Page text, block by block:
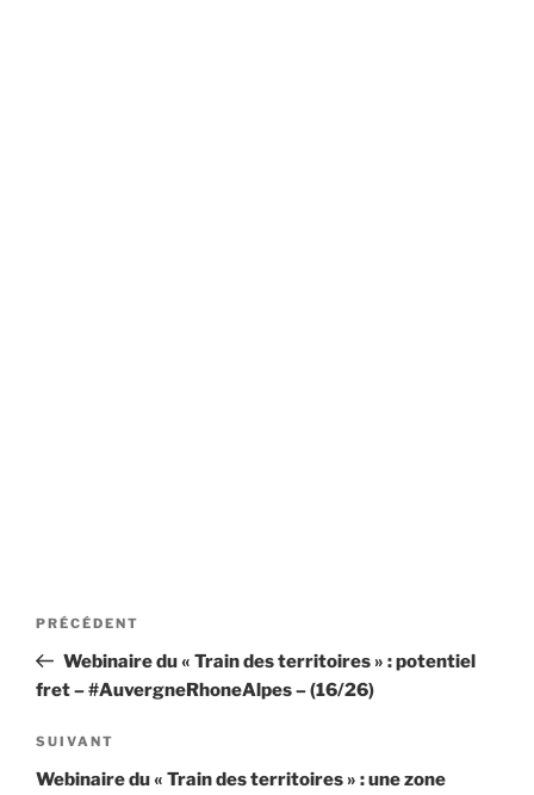
Navigation
l’article
Article
précédent
PRÉCÉDENT
Webinaire du « Train des territoires » : potentiel
fret – #AuvergneRhoneAlpes – (16/26)
Article
suivant
SUIVANT
Webinaire du « Train des territoires » : une zone